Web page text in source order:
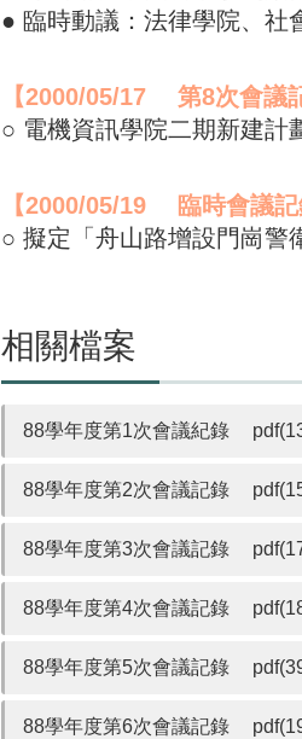
● 臨時動議：法律學院、社
【2000/05/17 第8次會議
○ 電機資訊學院二期新建計
【2000/05/19 臨時會議
○ 擬定「舟山路增設門崗警
相關檔案
88學年度第1次會議紀錄
88學年度第2次會議記錄
88學年度第3次會議記錄
88學年度第4次會議記錄
88學年度第5次會議記錄
88學年度第6次會議記錄